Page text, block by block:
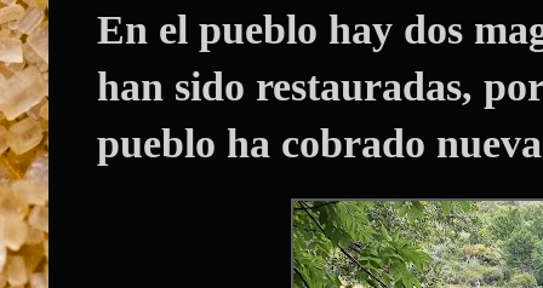
En el pueblo hay dos
han sido restauradas,
pueblo ha cobrado